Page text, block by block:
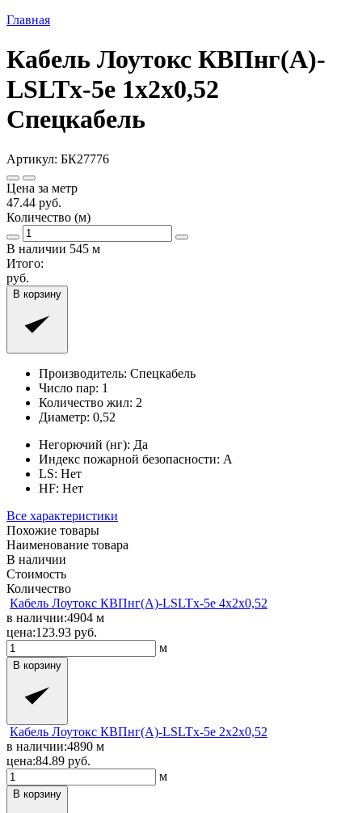
Главная
Кабель Лоутокс КВПнг(A)-
LSLTx-5е 1x2x0,52
Спецкабель
Артикул: БК27776
Цена за метр
47.44 руб.
Количество (м)
В наличии 545 м
Итого:
руб.
В корзину
Производитель: Спецкабель
Число пар: 1
Количество жил: 2
Диаметр: 0,52
Негорючий (нг): Да
Индекс пожарной безопасности: A
LS: Нет
HF: Нет
Все характеристики
Похожие товары
Наименование товара
В наличии
Стоимость
Количество
Кабель Лоутокс КВПнг(A)-LSLTx-5е 4x2x0,52
в наличии:4904 м
цена:123.93 руб.
м
В корзину
Кабель Лоутокс КВПнг(A)-LSLTx-5е 2x2x0,52
в наличии:4890 м
цена:84.89 руб.
м
В корзину